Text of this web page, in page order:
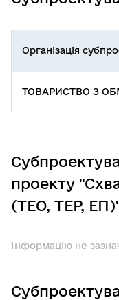
Організація
ТОВАРИСТВО З
проекту
(ТЕО, ТЕР,
Інформацію не